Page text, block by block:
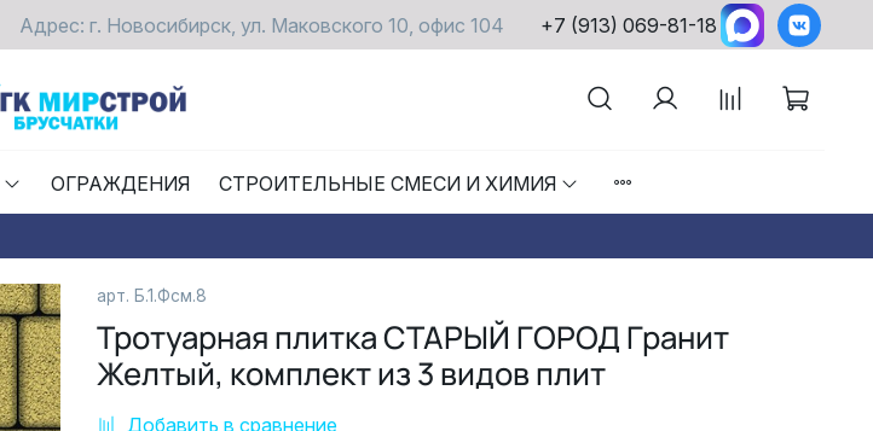
Адрес: г. Новосибирск, ул. Маковского 10, офис 104 +7 (913) 069-81-18
ОГРАЖДЕНИЯ СТРОИТЕЛЬНЫЕ СМЕСИ И ХИМИЯ
арт. Б.1.Фсм.8
Тротуарная плитка СТАРЫЙ ГОРОД Гранит
Желтый, комплект из 3 видов плит
Добавить в сравнение